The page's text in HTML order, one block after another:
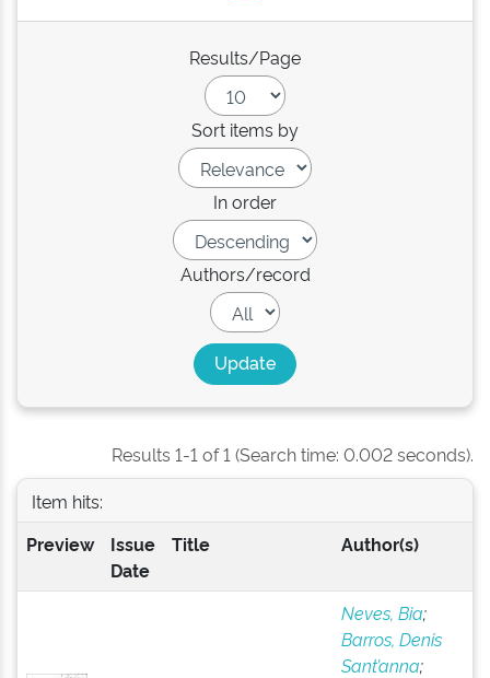
Results/Page
Sort items by
In order
Authors/record
Results 1-1 of 1 (Search time: 0.002 seconds).
Item hits:
Preview
Issue
Date
Title Author(s)
Neves, Bia;
Barros, Denis
Sant’anna;